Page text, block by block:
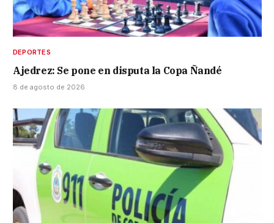
DEPORTES
Ajedrez: Se pone en disputa la Copa Ñandé
8 de agosto de 2026